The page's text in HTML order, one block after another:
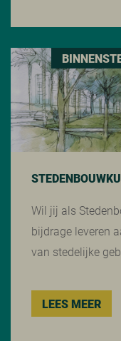
Wil jij als
bijdrage leveren
van stedelijke
LEES MEER